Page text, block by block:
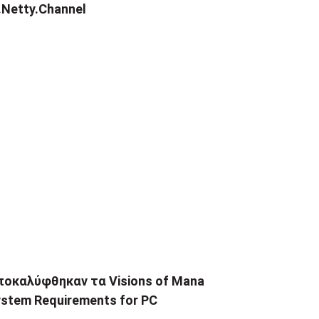
τα Visions of Mana
Requirements for PC